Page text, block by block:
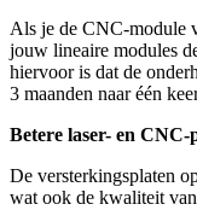
Als je de CNC-module
jouw lineaire modules
hiervoor is dat de
3 maanden naar één
Betere laser- en CNC-
De versterkingsplaten
wat ook de kwaliteit